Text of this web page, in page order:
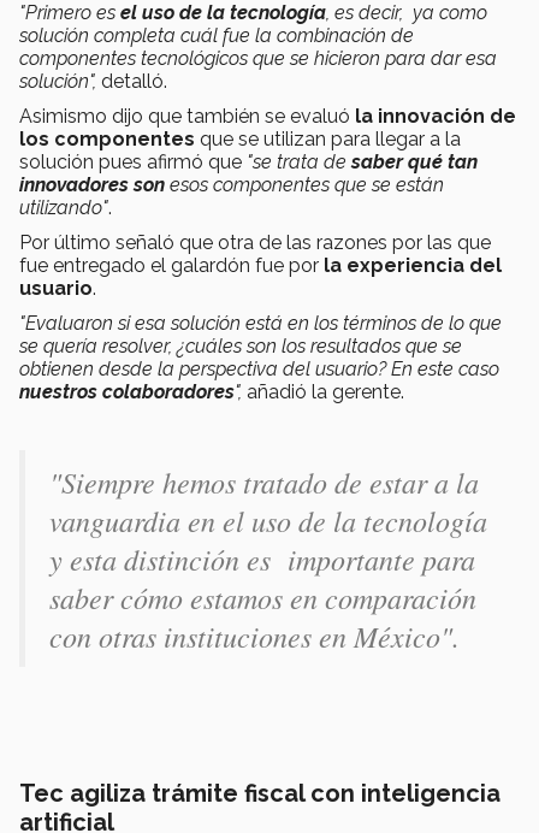
"Primero es el uso de la tecnología, es decir, ya como
solución completa cuál fue la combinación de
componentes tecnológicos que se hicieron para dar esa
solución", detalló.
Asimismo dijo que también se evaluó la innovación de
los componentes que se utilizan para llegar a la
solución pues afirmó que "se trata desaber qué tan
innovadores son esos componentes que se están
utilizando".
Por último señaló que otra de las razones por las que
fue entregado el galardón fue por la experiencia del
usuario.
"Evaluaron si esa solución está en los términos de lo que
se quería resolver, ¿cuáles son los resultados que se
obtienen desde la perspectiva del usuario? En este caso
nuestros colaboradores", añadió la gerente.
"Siempre hemos tratado de estar a la
vanguardia en el uso de la tecnología
y esta distinción es importante para
saber cómo estamos en comparación
con otras instituciones en México".
Tec agiliza trámite fiscal con inteligencia
artificial